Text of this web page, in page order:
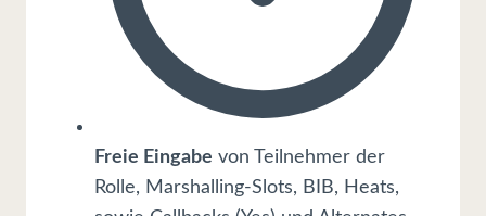
Freie Eingabe von Teilnehmer der
Rolle, Marshalling-Slots, BIB, Heats,